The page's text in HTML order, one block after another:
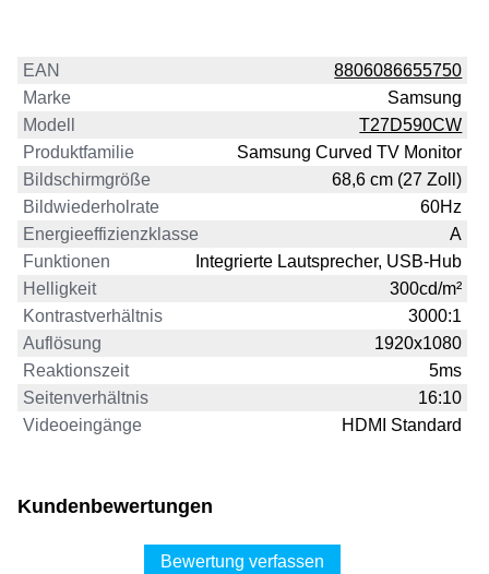
EAN
8806086655750
Marke
Samsung
Modell
T27D590CW
Produktfamilie
Samsung Curved TV Monitor
Bildschirmgröße
68,6 cm (27 Zoll)
Bildwiederholrate
60Hz
Energieeffizienzklasse
A
Funktionen
Integrierte Lautsprecher, USB-Hub
Helligkeit
300cd/m²
Kontrastverhältnis
3000:1
Auflösung
1920x1080
Reaktionszeit
5ms
Seitenverhältnis
16:10
Videoeingänge
HDMI Standard
Kundenbewertungen
Bewertung verfassen